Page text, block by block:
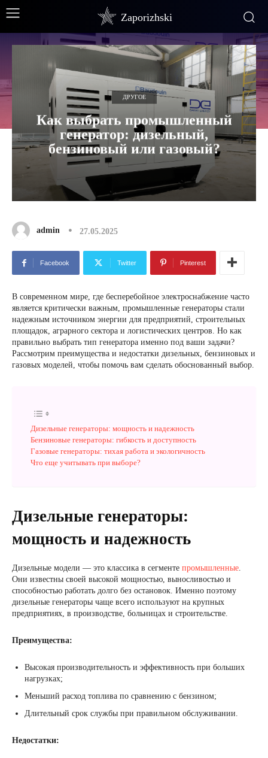
Zaporizhski
ДРУГОЕ
Как выбрать промышленный
генератор: дизельный,
бензиновый или газовый?
admin 27.05.2025
Facebook Twitter Pinterest
В современном мире, где бесперебойное электроснабжение часто
является критически важным, промышленные генераторы стали
надежным источником энергии для предприятий, строительных
площадок, аграрного сектора и логистических центров. Но как
правильно выбрать тип генератора именно под ваши задачи?
Рассмотрим преимущества и недостатки дизельных, бензиновых и
газовых моделей, чтобы помочь вам сделать обоснованный выбор.
Дизельные генераторы: мощность и надежность
Бензиновые генераторы: гибкость и доступность
Газовые генераторы: тихая работа и экологичность
Что еще учитывать при выборе?
Дизельные генераторы:
мощность и надежность
Дизельные модели — это классика в сегменте промышленные.
Они известны своей высокой мощностью, выносливостью и
способностью работать долго без остановок. Именно поэтому
дизельные генераторы чаще всего используют на крупных
предприятиях, в производстве, больницах и строительстве.
Преимущества:
Высокая производительность и эффективность при больших
нагрузках;
Меньший расход топлива по сравнению с бензином;
Длительный срок службы при правильном обслуживании.
Недостатки: